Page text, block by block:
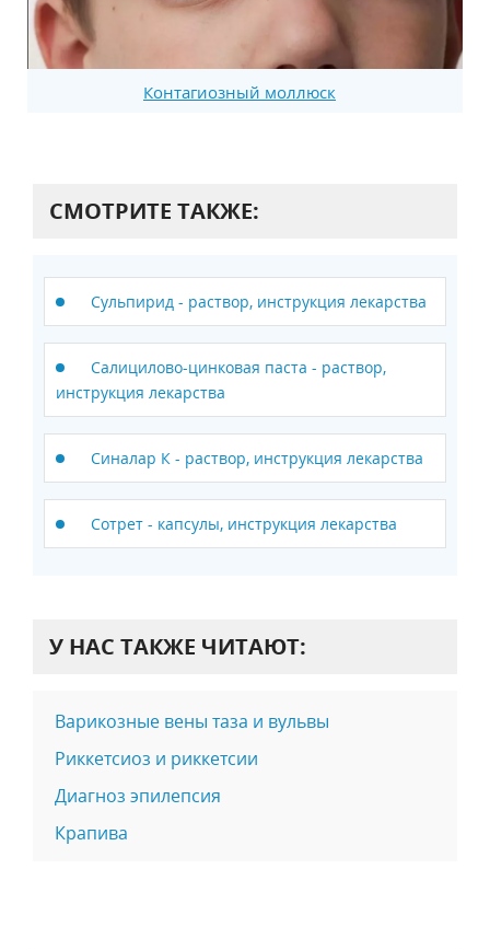
Контагиозный моллюск
СМОТРИТЕ ТАКЖЕ:
Сульпирид - раствор, инструкция лекарства
Салицилово-цинковая паста - раствор,
инструкция лекарства
Синалар К - раствор, инструкция лекарства
Сотрет - капсулы, инструкция лекарства
У НАС ТАКЖЕ ЧИТАЮТ:
Варикозные вены таза и вульвы
Риккетсиоз и риккетсии
Диагноз эпилепсия
Крапива